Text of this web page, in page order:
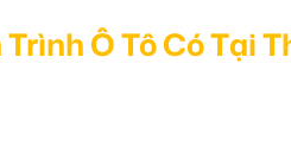
Ô Tô Có Tại